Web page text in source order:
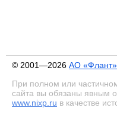
© 2001—2026 АО «Флант»
При полном или
сайта вы обязаны явным
www.nixp.ru в качестве